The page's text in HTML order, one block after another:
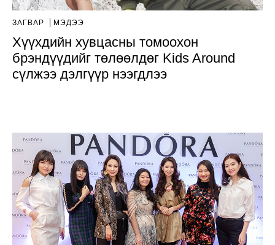
ЗАГВАР МЭДЭЭ
Хүүхдийн хувцасны томоохон
брэндүүдийг төлөөлдөг Kids Around
сүлжээ дэлгүүр нээгдлээ